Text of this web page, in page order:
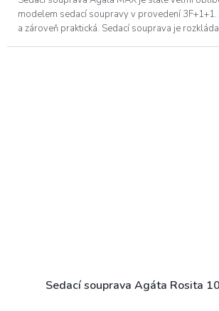
modelem sedací soupravy v provedení
a zároveň praktická. Sedací souprava je
Sedací souprava Agáta Rosita